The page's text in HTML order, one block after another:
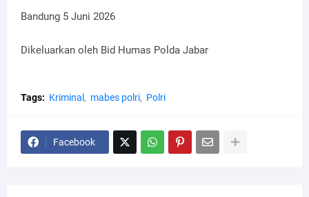
Bandung 5 Juni 2026
Dikeluarkan oleh Bid Humas Polda Jabar
Tags: Kriminal mabes polri Polri
Facebook